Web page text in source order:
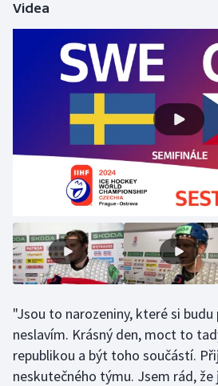
Golf
Gymnastika
Házená
Jezdectví
Krasobruslení
Lezení
Lyže a snowboard
Moderní pětiboj
Motorsport
Videa
"Jsou to narozeniny, které si
neslavím. Krásný den, moct to
republikou a být toho součástí.
neskutečného týmu. Jsem rád, že